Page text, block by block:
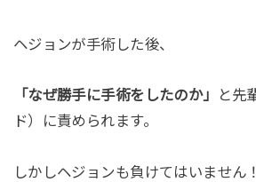
ヘジョンが手術した後、
「なぜ勝手に手術をしたのか」
と先
ド）に責められます。
しかしヘジョンも負けてはいません